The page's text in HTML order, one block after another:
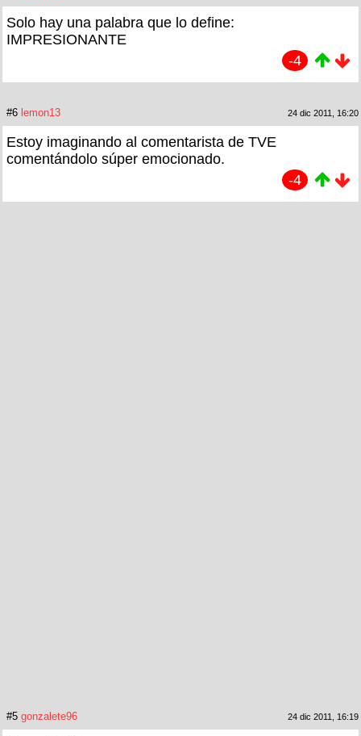
Solo hay una palabra que lo define:
IMPRESIONANTE
-4
#6 lemon13 24 dic 2011, 16:20
Estoy imaginando al comentarista de TVE
comentándolo súper emocionado.
-4
#5 gonzalete96 24 dic 2011, 16:19